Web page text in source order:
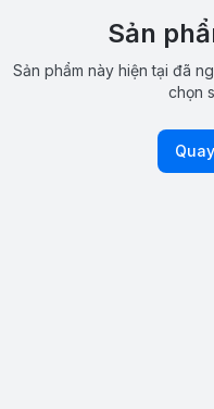
Sản
Sản phẩm này hiện tại đã
chọn